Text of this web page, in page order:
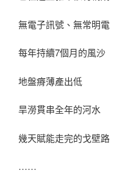
無電子訊號、無常明電
每年持續7個月的風沙
地盤瘠薄產出低
旱澇貫串全年的河水
幾天賦能走完的戈壁路
……